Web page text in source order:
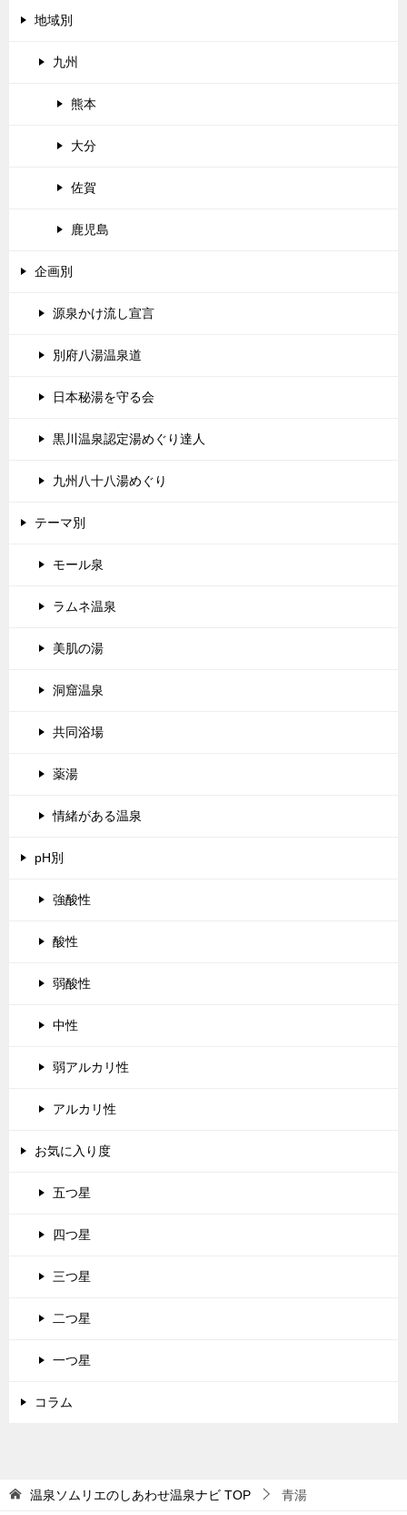
地域別
九州
熊本
大分
佐賀
鹿児島
企画別
源泉かけ流し宣言
別府八湯温泉道
日本秘湯を守る会
黒川温泉認定湯めぐり達人
九州八十八湯めぐり
テーマ別
モール泉
ラムネ温泉
美肌の湯
洞窟温泉
共同浴場
薬湯
情緒がある温泉
pH別
強酸性
酸性
弱酸性
中性
弱アルカリ性
アルカリ性
お気に入り度
五つ星
四つ星
三つ星
二つ星
一つ星
コラム
温泉ソムリエのしあわせ温泉ナビ TOP 青湯